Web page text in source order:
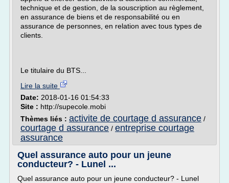
technique et de gestion, de la souscription au règlement,
en assurance de biens et de responsabilité ou en
assurance de personnes, en relation avec tous types de
clients.
Le titulaire du BTS...
Lire la suite
Date: 2018-01-16 01:54:33
Site : http://supecole.mobi
Thèmes liés : activite de courtage d assurance /
courtage d assurance / entreprise courtage
assurance
Quel assurance auto pour un jeune
conducteur? - Lunel ...
Quel assurance auto pour un jeune conducteur? - Lunel